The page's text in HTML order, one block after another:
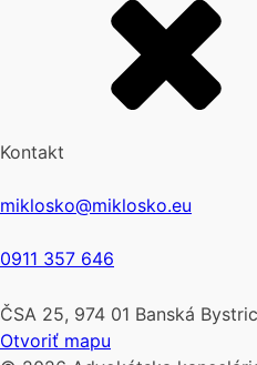
Kontakt
miklosko@miklosko.eu
0911 357 646
ČSA 25, 974 01 Banská
Otvoriť mapu